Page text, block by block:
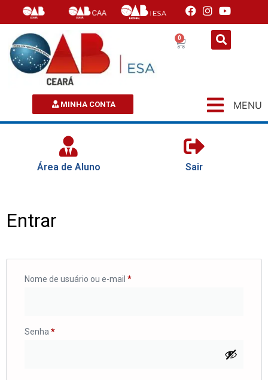
0
MINHA CONTA MENU
Área de Aluno Sair
Entrar
Nome de usuário ou e-mail *
Senha *